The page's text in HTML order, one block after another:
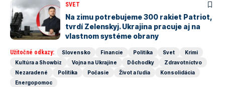
SVET
Na zimu potrebujeme 300 rakiet Patriot,
tvrdí Zelenskyj. Ukrajina pracuje aj na
vlastnom systéme obrany
Užitočné odkazy: Slovensko Financie Politika Svet
Krimi
Kultúra a Showbiz
Vojna na Ukrajine Dôchodky
Zdravotníctvo
Nezaradené
Politika Počasie Život a ľudia
Konsolidácia
Energopomoc